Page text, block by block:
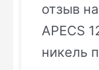
отзыв
APECS
никель